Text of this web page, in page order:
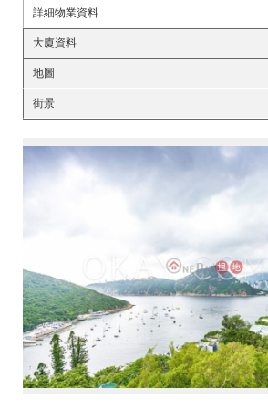
詳細物業資料
大廈資料
地圖
街景